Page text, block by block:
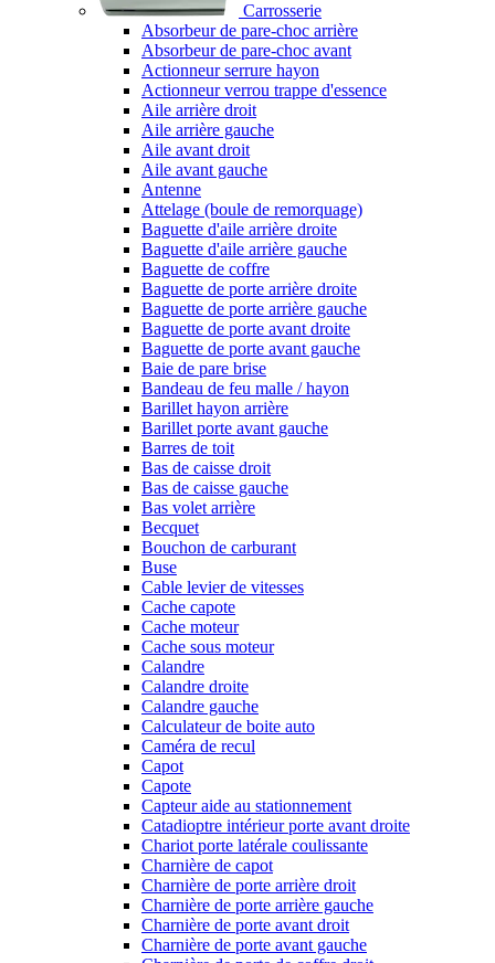
Carrosserie
Absorbeur de pare-choc arrière
Absorbeur de pare-choc avant
Actionneur serrure hayon
Actionneur verrou trappe d'essence
Aile arrière droit
Aile arrière gauche
Aile avant droit
Aile avant gauche
Antenne
Attelage (boule de remorquage)
Baguette d'aile arrière droite
Baguette d'aile arrière gauche
Baguette de coffre
Baguette de porte arrière droite
Baguette de porte arrière gauche
Baguette de porte avant droite
Baguette de porte avant gauche
Baie de pare brise
Bandeau de feu malle / hayon
Barillet hayon arrière
Barillet porte avant gauche
Barres de toit
Bas de caisse droit
Bas de caisse gauche
Bas volet arrière
Becquet
Bouchon de carburant
Buse
Cable levier de vitesses
Cache capote
Cache moteur
Cache sous moteur
Calandre
Calandre droite
Calandre gauche
Calculateur de boite auto
Caméra de recul
Capot
Capote
Capteur aide au stationnement
Catadioptre intérieur porte avant droite
Chariot porte latérale coulissante
Charnière de capot
Charnière de porte arrière droit
Charnière de porte arrière gauche
Charnière de porte avant droit
Charnière de porte avant gauche